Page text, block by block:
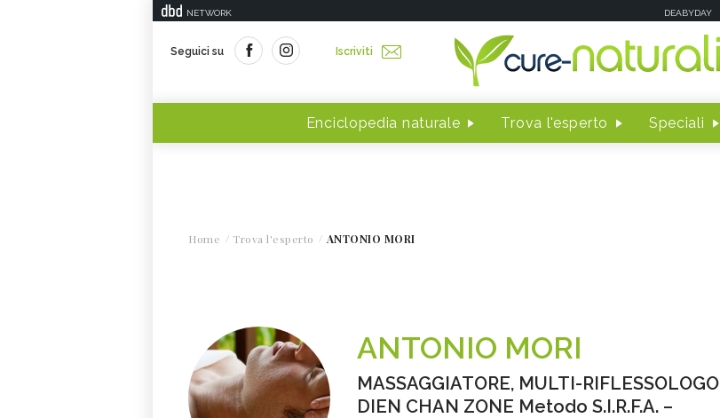
NETWORK DEABYDAY
Seguici su Iscriviti
Enciclopedia naturale Trova l'esperto Speciali
Home Trova l'esperto ANTONIO MORI
ANTONIO MORI
MASSAGGIATORE, MULTI-RIFLESSOLOGO
DIEN CHAN ZONE Metodo S.I.R.F.A. –